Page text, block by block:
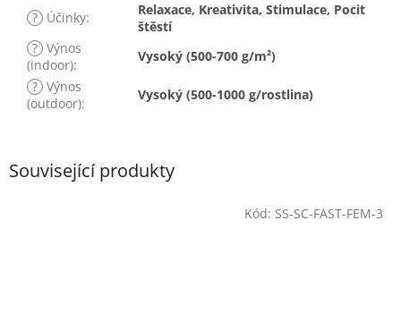
Související produkty
Kód: SS-SC-FAST-FEM-3
? Účinky:
Relaxace, Kreativita, Stimulace, Pocit
štěstí
? Výnos
(indoor):
Vysoký (500-700 g/m²)
? Výnos
(outdoor):
Vysoký (500-1000 g/rostlina)